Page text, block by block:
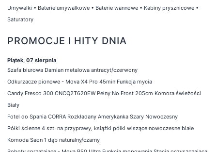
Umywalki • Baterie umywalkowe • Baterie wannowe • Kabiny prysznicowe •
Saturatory
PROMOCJE I HITY DNIA
Piątek, 07 sierpnia
Szafa biurowa Damian metalowa antracyt/czerwony
Odkurzacze pionowe - Mova X4 Pro 45min Funkcja mycia
Candy Fresco 300 CNCQ2T620EW Pełny No Frost 205cm Komora świeżości
Biały
Fotel do Spania CORRA Rozkładany Amerykanka Szary Nowoczesny
Półki ścienne 4 szt. na przyprawy, książki półki wiszące nowoczesne białe
Komoda Saon 1 dąb naturalny/czarny